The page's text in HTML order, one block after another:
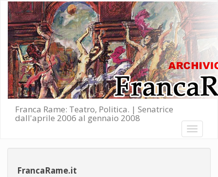
Salta al contenuto principale
Franca Rame: Teatro, Politica. | Senatrice
dall'aprile 2006 al gennaio 2008
Toggle
FrancaRame.it